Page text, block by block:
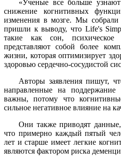
«Ученые все больше
снижение когнитивных
изменения в мозге. Мы собрали
пришли к выводу, что Life's
такие как сон, психическое
представляют собой более
жизни, которая оптимизирует
здоровью сердечно-сосудистой
Авторы заявления пишут,
направленные на поддержание
важны, потому что
сильное негативное влияние на
Они также приводят
что примерно каждый пятый
лет и старше имеет легкие
являются фактором риска